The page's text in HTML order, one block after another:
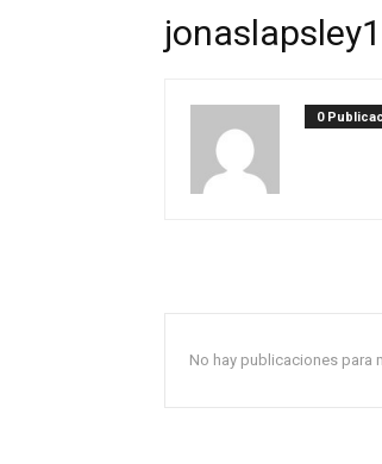
jonaslapsley1
0
No hay publicaciones para